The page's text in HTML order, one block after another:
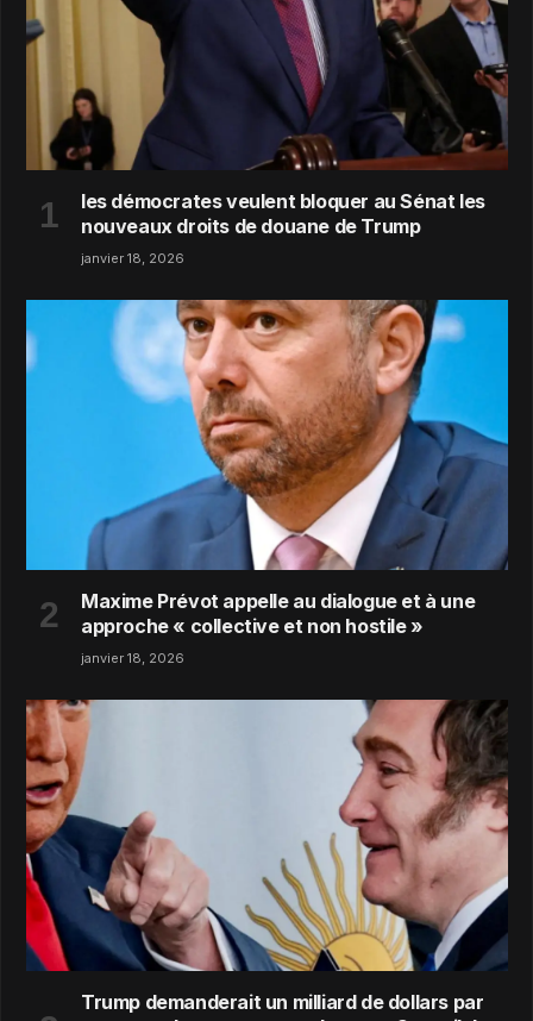
les démocrates veulent bloquer au Sénat les
nouveaux droits de douane de Trump
janvier 18, 2026
Maxime Prévot appelle au dialogue et à une
approche « collective et non hostile »
janvier 18, 2026
Trump demanderait un milliard de dollars par